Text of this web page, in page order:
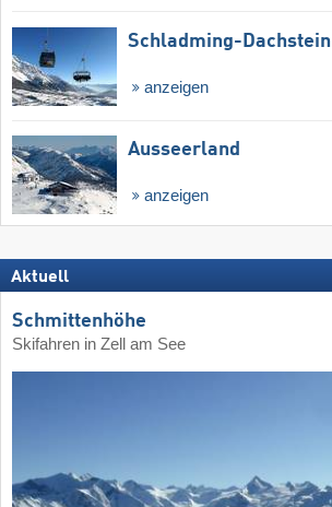
Schladming-Dachstein
anzeigen
Ausseerland
anzeigen
Aktuell
Schmittenhöhe
Skifahren in Zell am See